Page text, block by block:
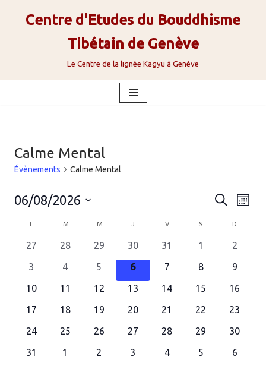
Centre d'Etudes du Bouddhisme
Tibétain de Genève
Le Centre de la lignée Kagyu à Genève
Calme Mental
Évènements Calme Mental
vues
Recherche
Mois
06/08/2026
date.
Calendrier
de
Évènements
L M M J V S D
0
27
0
28
0
évènements
29
0
évènements
30
0
31
0
1
0
2
0
3
0
4
0
évènements
5
0
évènements
6
0
7
0
8
0
9
0
10
0
11
0
12
0
13
0
14
0
15
0
16
0
17
0
18
0
19
0
20
0
21
0
22
0
23
0
24
0
25
0
26
0
27
0
28
0
29
0
30
0
31
0
1
0
2
0
3
0
4
0
5
0
6